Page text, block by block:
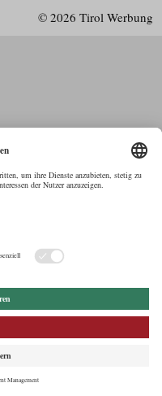
© 2026 Tirol Werbung